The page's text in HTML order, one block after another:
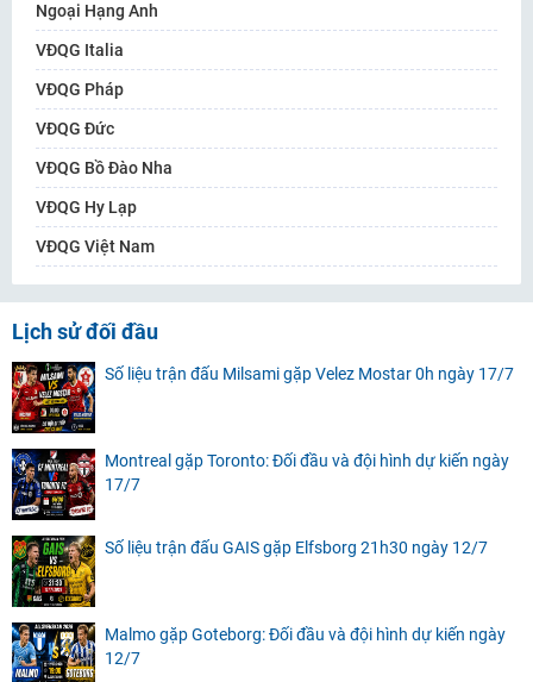
Ngoại Hạng Anh
VĐQG Italia
VĐQG Pháp
VĐQG Đức
VĐQG Bồ Đào Nha
VĐQG Hy Lạp
VĐQG Việt Nam
Lịch sử đối đầu
Số liệu trận đấu Milsami gặp Velez Mostar 0h ngày 17/7
Montreal gặp Toronto: Đối đầu và đội hình dự kiến ngày
17/7
Số liệu trận đấu GAIS gặp Elfsborg 21h30 ngày 12/7
Malmo gặp Goteborg: Đối đầu và đội hình dự kiến ngày
12/7